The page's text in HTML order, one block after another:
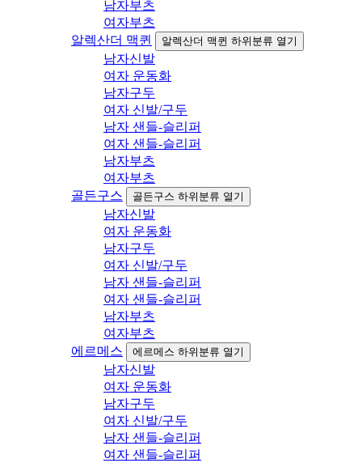
남자부츠
여자부츠
알렉산더 맥퀸
알렉산더 맥퀸 하위분류 열기
남자신발
여자 운동화
남자구두
여자 신발/구두
남자 샌들-슬리퍼
여자 샌들-슬리퍼
남자부츠
여자부츠
골든구스
골든구스 하위분류 열기
남자신발
여자 운동화
남자구두
여자 신발/구두
남자 샌들-슬리퍼
여자 샌들-슬리퍼
남자부츠
여자부츠
에르메스
에르메스 하위분류 열기
남자신발
여자 운동화
남자구두
여자 신발/구두
남자 샌들-슬리퍼
여자 샌들-슬리퍼